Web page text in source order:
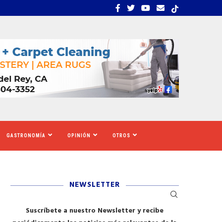
TIGRES DEL NORTE, LILA... LOS SOLICITANTES DE
GASTRONOMÍA OPINIÓN OTROS
NEWSLETTER
Suscríbete a nuestro Newsletter y recibe